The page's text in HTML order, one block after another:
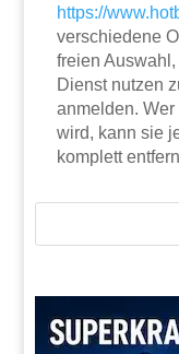
https://
verschiedene
freien
Dienst nutzen
anmelden.
wird, kann sie
komplett